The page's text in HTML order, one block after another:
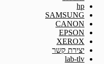
hp
SAMSUNG
CANON
EPSON
XEROX
יצירת קשר
lab-tlv